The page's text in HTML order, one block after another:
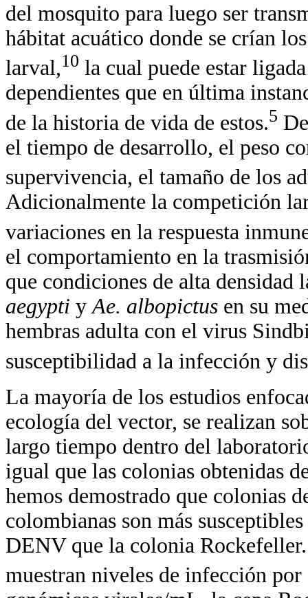
del mosquito para luego ser
hábitat acuático donde se crían
larval,10 la cual puede estar
dependientes que en última
de la historia de vida de estos.5
el tiempo de desarrollo, el peso
supervivencia, el tamaño de los
Adicionalmente la competición
variaciones en la respuesta
el comportamiento en la
que condiciones de alta
aegypti y Ae. albopictus en su
hembras adulta con el virus
susceptibilidad a la infección y
La mayoría de los estudios
ecología del vector, se realizan
largo tiempo dentro del
igual que las colonias obtenidas
hemos demostrado que colonias
colombianas son más
DENV que la colonia
muestran niveles de infección